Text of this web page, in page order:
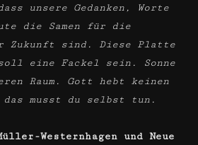
unsere Gedanken, Worte
die Samen für die
Zukunft sind. Diese Platte
eine Fackel sein. Sonne
Raum. Gott hebt keinen
musst du selbst tun.
Westernhagen und Neue